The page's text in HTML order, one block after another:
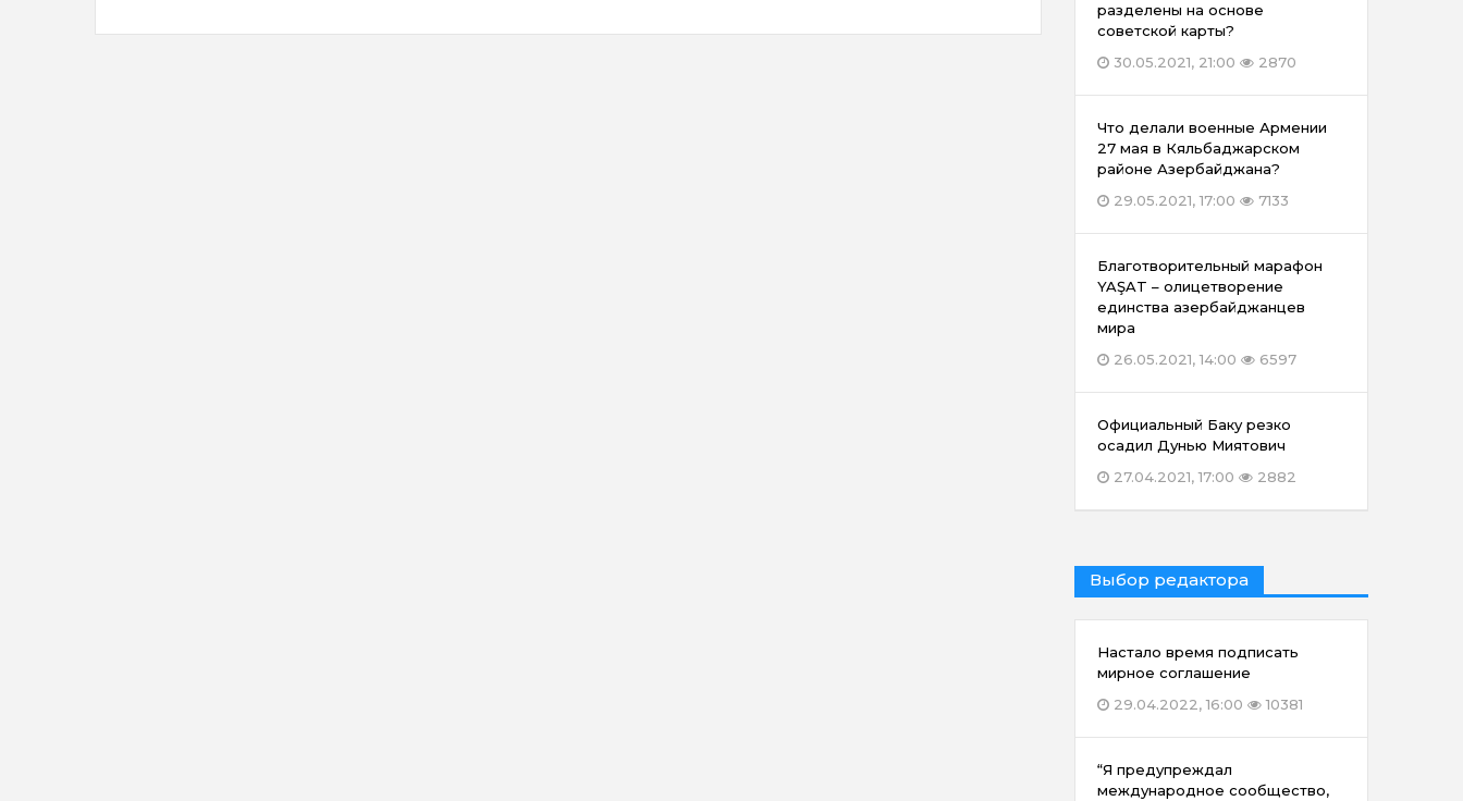
разделены на основе
советской карты?
30.05.2021, 21:00
2870
Что делали военные Армении
27 мая в Кяльбаджарском
районе Азербайджана?
29.05.2021, 17:00
7133
Благотворительный марафон
YAŞAT – олицетворение
единства азербайджанцев
мира
26.05.2021, 14:00
6597
Официальный Баку резко
осадил Дунью Миятович
27.04.2021, 17:00
2882
Выбор редактора
Настало время подписать
мирное соглашение
29.04.2022, 16:00
10381
“Я предупреждал
международное сообщество,